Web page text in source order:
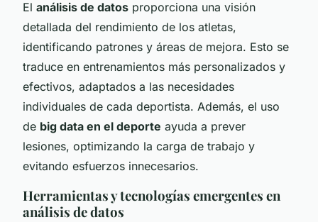
El análisis de datos proporciona una visión
detallada del rendimiento de los atletas,
identificando patrones y áreas de mejora. Esto se
traduce en entrenamientos más personalizados y
efectivos, adaptados a las necesidades
individuales de cada deportista. Además, el uso
de big data en el deporte ayuda a prever
lesiones, optimizando la carga de trabajo y
evitando esfuerzos innecesarios.
Herramientas y tecnologías emergentes en
análisis de datos